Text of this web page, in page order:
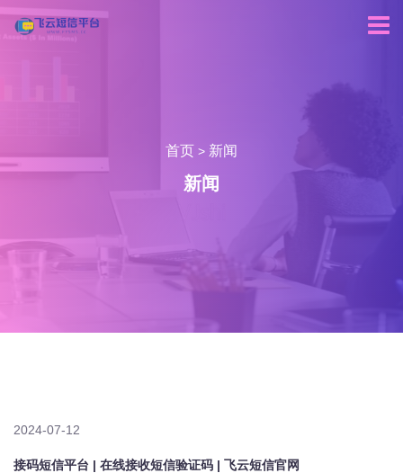
首页 > 新闻
新闻
2024-07-12
接码短信平台 | 在线接收短信验证码 | 飞云短信官网